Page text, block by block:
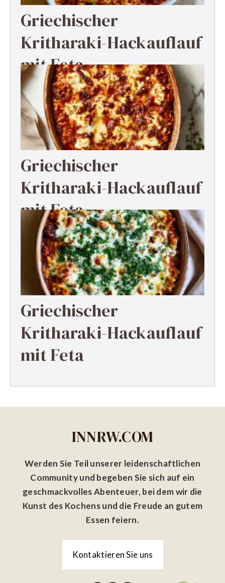
Griechischer
Kritharaki-Hackauflauf
mit Feta
Griechischer
Kritharaki-Hackauflauf
mit Feta
Griechischer
Kritharaki-Hackauflauf
mit Feta
INNRW.COM
Werden Sie Teil unserer leidenschaftlichen
Community und begeben Sie sich auf ein
geschmackvolles Abenteuer, bei dem wir die
Kunst des Kochens und die Freude an gutem
Essen feiern.
Kontaktieren Sie uns